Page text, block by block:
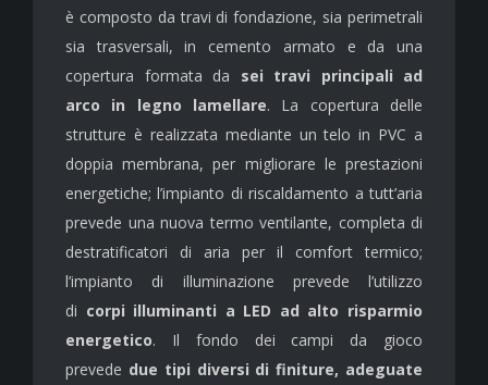
è composto da travi di fondazione, sia perimetrali
sia trasversali, in cemento armato e da una
copertura formata da sei travi principali ad
arco in legno lamellare. La copertura delle
strutture è realizzata mediante un telo in PVC a
doppia membrana, per migliorare le prestazioni
energetiche; l’impianto di riscaldamento a tutt’aria
prevede una nuova termo ventilante, completa di
destratificatori di aria per il comfort termico;
l’impianto di illuminazione prevede l’utilizzo
di corpi illuminanti a LED ad alto risparmio
energetico. Il fondo dei campi da gioco
prevede due tipi diversi di finiture, adeguate